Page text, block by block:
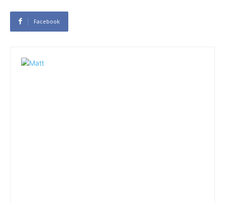
Facebook